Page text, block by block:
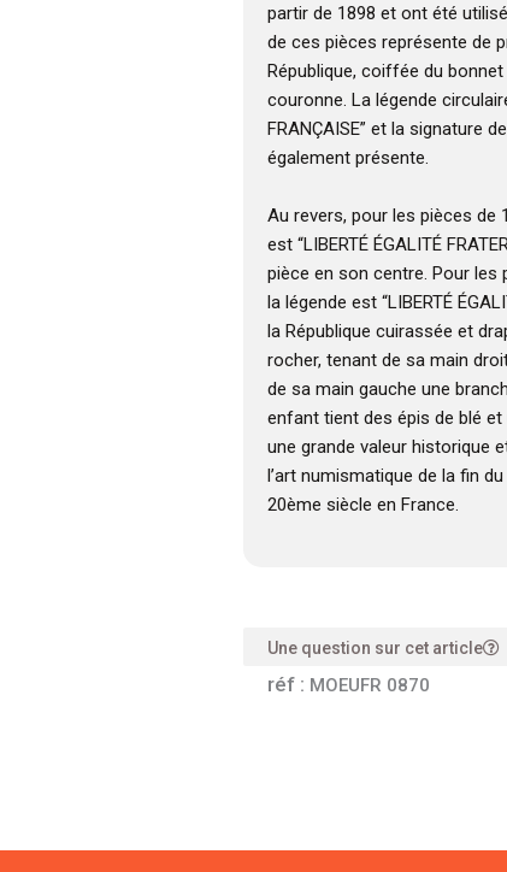
partir de 1898 et ont été
de ces pièces représente de
République, coiffée du
couronne. La légende
FRANÇAISE” et la signature
également présente.
Au revers, pour les pièces de
est “LIBERTÉ ÉGALITÉ
pièce en son centre. Pour les
la légende est “LIBERTÉ
la République cuirassée et
rocher, tenant de sa main
de sa main gauche une
enfant tient des épis de blé
une grande valeur historique
l’art numismatique de la fin
20ème siècle en France.
Une question sur cet article
réf : MOEUFR 0870